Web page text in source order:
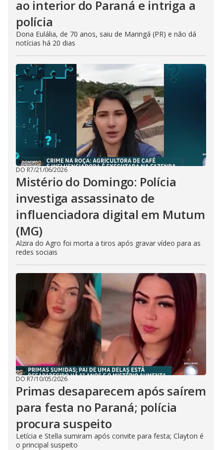
ao interior do Paraná e intriga a
polícia
Dona Eulália, de 70 anos, saiu de Maringá (PR) e não dá
notícias há 20 dias
DO R7/21/06/2026
Mistério do Domingo: Polícia
investiga assassinato de
influenciadora digital em Mutum
(MG)
Alzira do Agro foi morta a tiros após gravar vídeo para as
redes sociais
DO R7/10/05/2026
Primas desaparecem após saírem
para festa no Paraná; polícia
procura suspeito
Letícia e Stella sumiram após convite para festa; Clayton é
o principal suspeito